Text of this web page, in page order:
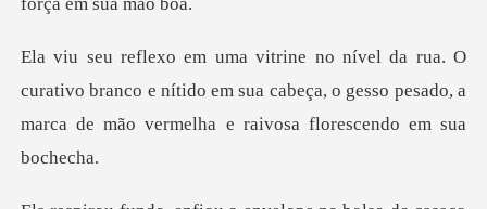
ativo branco e nítido em sua cabeça, o gesso pesado, a
ma